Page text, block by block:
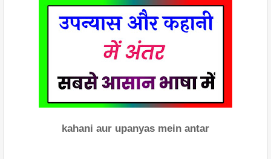
kahani aur upanyas mein antar